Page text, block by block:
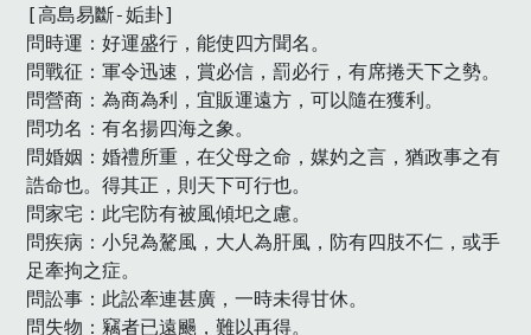
[高島易斷-姤卦]
問時運：好運盛行，能使四方聞名。
問戰征：軍令迅速，賞必信，罰必行，有席捲天下之勢。
問營商：為商為利，宜販運遠方，可以隨在獲利。
問功名：有名揚四海之象。
問婚姻：婚禮所重，在父母之命，媒妁之言，猶政事之有
誥命也。得其正，則天下可行也。
問家宅：此宅防有被風傾圯之慮。
問疾病：小兒為驁風，大人為肝風，防有四肢不仁，或手
足牽拘之症。
問訟事：此訟牽連甚廣，一時未得甘休。
問失物：竊者已遠颺，難以再得。